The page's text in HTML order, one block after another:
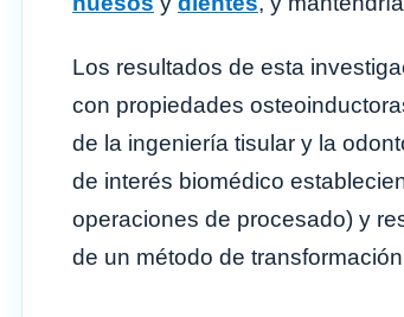
Los resultados de esta
con propiedades
de la ingeniería tisular y la
de interés biomédico
operaciones de procesado) y
de un método de